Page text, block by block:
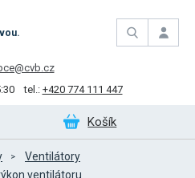
tel.: +420 774 111 447
Košík
Ventilátory
ventilátoru